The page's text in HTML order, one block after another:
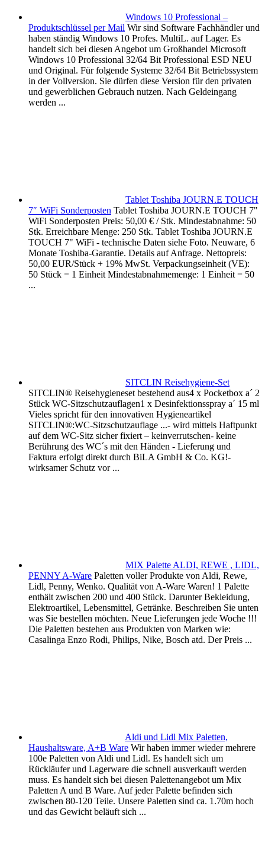
Windows 10 Professional –
Produktschlüssel per Mail Wir sind Software Fachhändler und
haben ständig Windows 10 Profes. MultiL. auf Lager. Es
handelt sich bei diesen Angebot um Großhandel Microsoft
Windows 10 Professional 32/64 Bit Professional ESD NEU
und Original. Für folgende Systeme 32/64 Bit Betriebssystem
in der Vollversion. Sie dürfen diese Version für den privaten
und gewerblichen Gebrauch nutzen. Nach Geldeingang
werden ...
Tablet Toshiba JOURN.E TOUCH
7″ WiFi Sonderposten Tablet Toshiba JOURN.E TOUCH 7"
WiFi Sonderposten Preis: 50,00 € / Stk. Mindestabnahme: 50
Stk. Erreichbare Menge: 250 Stk. Tablet Toshiba JOURN.E
TOUCH 7" WiFi - technische Daten siehe Foto. Neuware, 6
Monate Toshiba-Garantie. Details auf Anfrage. Nettopreis:
50,00 EUR/Stück + 19% MwSt. Verpackungseinheit (VE):
50 Stück = 1 Einheit Mindestabnahmemenge: 1 Einheit = 50
...
SITCLIN Reisehygiene-Set
SITCLIN® Reisehygieneset bestehend aus4 x Pocketbox a´ 2
Stück WC-Sitzschutzauflagen1 x Desinfektionsspray a´ 15 ml
Vieles spricht für den innovativen Hygieneartikel
SITCLIN®:WC-Sitzschutzauflage ...- wird mittels Haftpunkt
auf dem WC-Sitz sicher fixiert – keinverrutschen- keine
Berührung des WC´s mit den Händen - Lieferung und
Faktura erfolgt direkt durch BiLA GmbH & Co. KG!-
wirksamer Schutz vor ...
MIX Palette ALDI, REWE , LIDL,
PENNY A-Ware Paletten voller Produkte von Aldi, Rewe,
Lidl, Penny, Wenko. Qualität von A-Ware Waren! 1 Palette
enthält zwischen 200 und 400 Stück. Darunter Bekleidung,
Elektroartikel, Lebensmittel, Getränke. Beschreiben Sie unten
was Sie bestellen möchten. Neue Lieferungen jede Woche !!!
Die Paletten bestehen aus Produkten von Marken wie:
Casalinga Enzo Rodi, Philips, Nike, Bosch atd. Der Preis ...
Aldi und Lidl Mix Paletten,
Haushaltsware, A+B Ware Wir haben immer wieder mehrere
100e Paletten von Aldi und Lidl. Es handelt sich um
Rückläufer und Lagerware die schnell ausverkauft werden
muss. Es handelt sich bei diesen Palettenangebot um Mix
Paletten A und B Ware. Auf jeder Palette befinden sich
zwischen 80-120 Teile. Unsere Paletten sind ca. 1.70m hoch
und das Gewicht beläuft sich ...